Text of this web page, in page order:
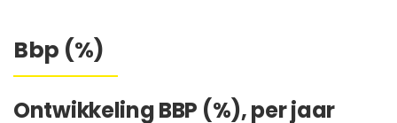
Bbp (%)
Ontwikkeling BBP (%), per jaar